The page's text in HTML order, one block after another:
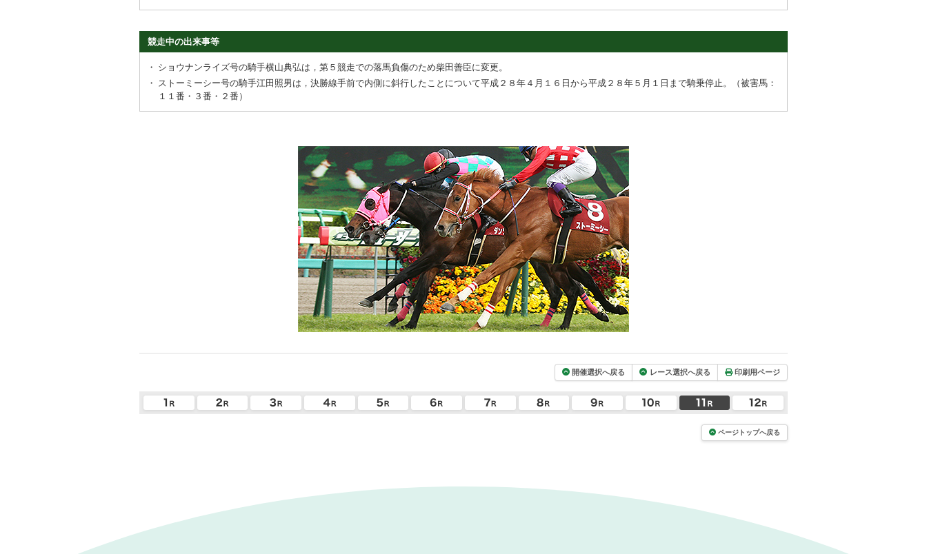
競走中の出来事等
・ ショウナンライズ号の騎手横山典弘は，第５競走での落馬負傷のため柴田善臣に変更。
・
ストーミーシー号の騎手江田照男は，決勝線手前で内側に斜行したことについて平成２８年４月１６日から平成２８年５月１日まで騎乗停止。（被害馬：
１１番・３番・２番）
開催選択へ戻る レース選択へ戻る 印刷用ページ
ページトップへ戻る